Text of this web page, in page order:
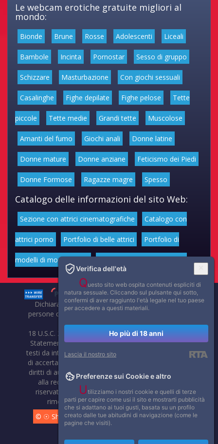
Le webcam erotiche gratuite migliori al
mondo:
Bionde Brune Rosse Adolescenti Liceali
Bambole Incinta Pornostar Sesso di gruppo
Schizzare Masturbazione Con giochi sessuali
Casalinghe Fighe depilate Fighe pelose Tette
piccole Tette medie Grandi tette Muscolose
Amanti del fumo Giochi anali Donne latine
Donne mature Donne anziane Feticismo dei Piedi
Donne Formose Ragazze magre Spesso
Catalogo delle informazioni del sito Web:
Sezione con attrici cinematografiche Catalogo con
attrici porno Portfolio di belle attrici Portfolio di
modelli di moda volgari Affascinanti star dello sport
Dichiarazione di non responsabilità: tutti i membri e le
persone che compaiono su questo sito hanno almeno 18
anni.
18 U.S.C. 2257 Record-Keeping Requirements Compliance
Statement. Affaritaliani, prima di pubblicare foto, video o
testi da internet, compie tutte le opportune verifiche al fine
di accertarne il libero regime di circolazione e non violare i
diritti di autore o altri diritti esclusivi di terzi. Per segnalare
alla redazione eventuali errori nell'uso del materiale
riservato, scriveteci: provvederemo prontamente alla
rimozione del materiale lesivo di diritti di terzi.
© ☉ Show di Sesso VivoCam. 2014 - 2026. Tutti i diritti
Verifica dell'età
Questo sito web ospita contenuti espliciti di
natura sessuale. Cliccando sul pulsante qui sotto,
confermi di aver raggiunto l'età legale nel tuo paese
per accedere a questi materiali.
Ho più di 18 anni
Lascia il nostro sito
Preferenze sui Cookie e altro
Utilizziamo i nostri cookie e quelli di terze
parti per capire come usi il sito e mostrarti pubblicità
che si adattano ai tuoi gusti, basata su un profilo
creato dalle tue abitudini di navigazione (come le
pagine che visiti).